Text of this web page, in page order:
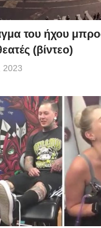
του ήχου
(βίντεο)